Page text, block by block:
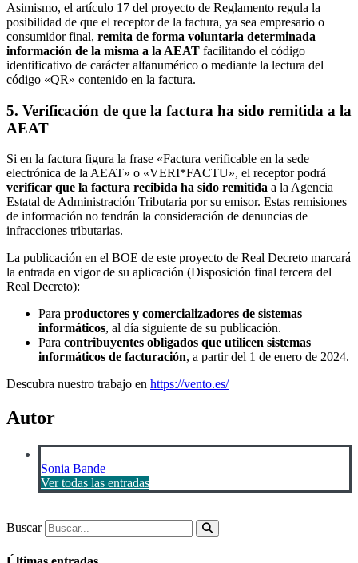
Asimismo, el artículo 17 del proyecto de Reglamento regula la
posibilidad de que el receptor de la factura, ya sea empresario o
consumidor final, remita de forma voluntaria determinada
información de la misma a la AEAT facilitando el código
identificativo de carácter alfanumérico o mediante la lectura del
código «QR» contenido en la factura.
5. Verificación de que la factura ha sido remitida a la
AEAT
Si en la factura figura la frase «Factura verificable en la sede
electrónica de la AEAT» o «VERI*FACTU», el receptor podrá
verificar que la factura recibida ha sido remitida a la Agencia
Estatal de Administración Tributaria por su emisor. Estas remisiones
de información no tendrán la consideración de denuncias de
infracciones tributarias.
La publicación en el BOE de este proyecto de Real Decreto marcará
la entrada en vigor de su aplicación (Disposición final tercera del
Real Decreto):
Para productores y comercializadores de sistemas
informáticos, al día siguiente de su publicación.
Para contribuyentes obligados que utilicen sistemas
informáticos de facturación, a partir del 1 de enero de 2024.
Descubra nuestro trabajo en https://vento.es/
Autor
Sonia Bande
Ver todas las entradas
Buscar